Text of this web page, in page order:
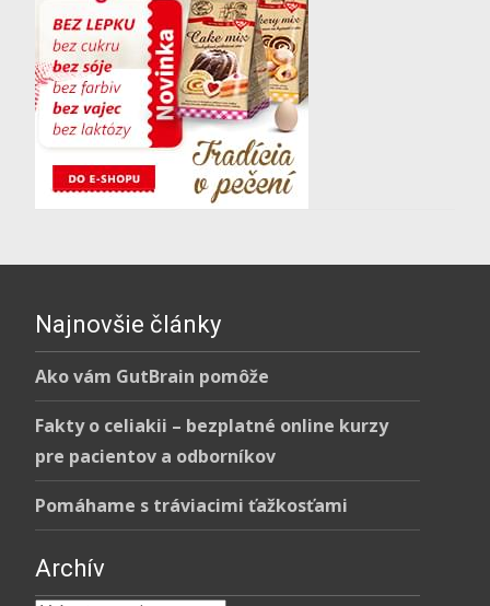
Najnovšie články
Ako vám GutBrain pomôže
Fakty o celiakii – bezplatné online kurzy
pre pacientov a odborníkov
Pomáhame s tráviacimi ťažkosťami
Archív